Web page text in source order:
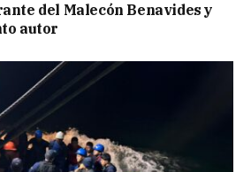
del Malecón Benavides y
autor